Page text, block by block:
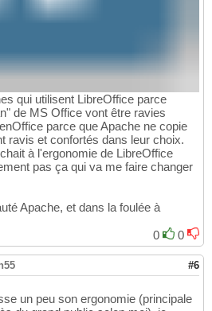
qui utilisent LibreOffice parce
de MS Office vont être ravies
parce que Apache ne copie
ravis et confortés dans leur choix.
à l'ergonomie de LibreOffice
pas ça qui va me faire changer
Apache, et dans la foulée à
0
0
#6
un peu son ergonomie (principale